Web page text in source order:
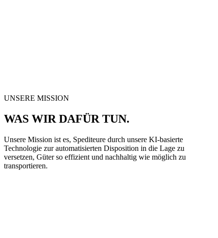
UNSERE MISSION
WAS WIR DAFÜR TUN.
Unsere Mission ist es, Spediteure durch unsere KI-basierte
Technologie zur automatisierten Disposition in die Lage zu
versetzen, Güter so effizient und nachhaltig wie möglich zu
transportieren.